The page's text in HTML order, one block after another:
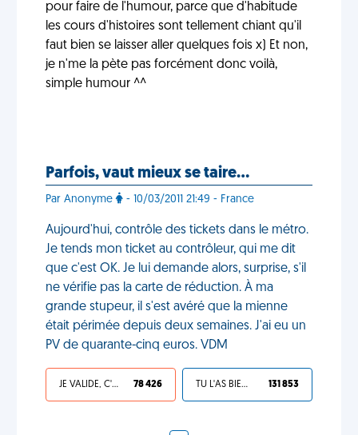
pour faire de l'humour, parce que d'habitude
les cours d'histoires sont tellement chiant qu'il
faut bien se laisser aller quelques fois x) Et non,
je n'me la pète pas forcément donc voilà,
simple humour ^^
Parfois, vaut mieux se taire…
Par Anonyme - 10/03/2011 21:49 - France
Aujourd'hui, contrôle des tickets dans le métro.
Je tends mon ticket au contrôleur, qui me dit
que c'est OK. Je lui demande alors, surprise, s'il
ne vérifie pas la carte de réduction. À ma
grande stupeur, il s'est avéré que la mienne
était périmée depuis deux semaines. J'ai eu un
PV de quarante-cinq euros. VDM
JE VALIDE, C'EST UNE VDM 78 426 TU L'AS BIEN MÉRITÉ 131 853